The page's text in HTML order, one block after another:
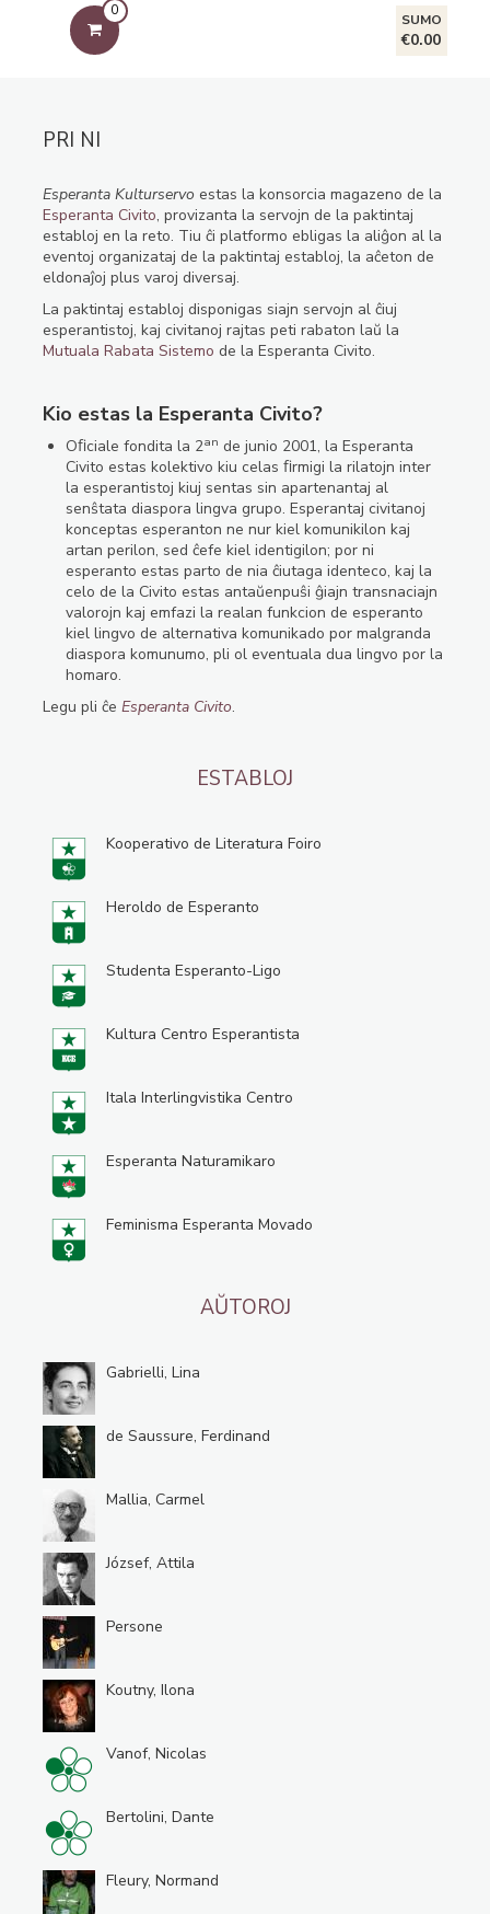
0
SUMO
€0.00
PRI NI
Esperanta Kulturservo estas la konsorcia magazeno de la
Esperanta Civito, provizanta la servojn de la paktintaj
establoj en la reto. Tiu ĉi platformo ebligas la aliĝon al la
eventoj organizataj de la paktintaj establoj, la aĉeton de
eldonaĵoj plus varoj diversaj.
La paktintaj establoj disponigas siajn servojn al ĉiuj
esperantistoj, kaj civitanoj rajtas peti rabaton laŭ la
Mutuala Rabata Sistemo de la Esperanta Civito.
Kio estas la Esperanta Civito?
Oﬁciale fondita la 2an de junio 2001, la Esperanta
Civito estas kolektivo kiu celas ﬁrmigi la rilatojn inter
la esperantistoj kiuj sentas sin apartenantaj al
senŝtata diaspora lingva grupo. Esperantaj civitanoj
konceptas esperanton ne nur kiel komunikilon kaj
artan perilon, sed ĉefe kiel identigilon; por ni
esperanto estas parto de nia ĉiutaga identeco, kaj la
celo de la Civito estas antaŭenpuŝi ĝiajn transnaciajn
valorojn kaj emfazi la realan funkcion de esperanto
kiel lingvo de alternativa komunikado por malgranda
diaspora komunumo, pli ol eventuala dua lingvo por la
homaro.
Legu pli ĉe Esperanta Civito.
ESTABLOJ
Kooperativo de Literatura Foiro
Heroldo de Esperanto
Studenta Esperanto-Ligo
Kultura Centro Esperantista
Itala Interlingvistika Centro
Esperanta Naturamikaro
Feminisma Esperanta Movado
AŬTOROJ
Gabrielli, Lina
de Saussure, Ferdinand
Mallia, Carmel
József, Attila
Persone
Koutny, Ilona
Vanof, Nicolas
Bertolini, Dante
Fleury, Normand